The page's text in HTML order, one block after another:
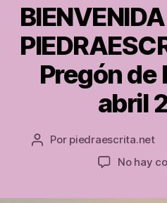
Pregón de
abril
Autor
Por piedraescrita.net
No hay